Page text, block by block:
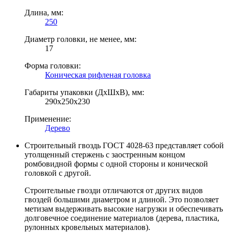
Длина, мм:
250
Диаметр головки, не менее, мм:
17
Форма головки:
Коническая рифленая головка
Габариты упаковки (ДхШхВ), мм:
290х250х230
Применение:
Дерево
Строительный гвоздь ГОСТ 4028-63 представляет собой
утолщенный стержень с заостренным концом
ромбовидной формы с одной стороны и конической
головкой с другой.
Строительные гвозди отличаются от других видов
гвоздей большими диаметром и длиной. Это позволяет
метизам выдерживать высокие нагрузки и обеспечивать
долговечное соединение материалов (дерева, пластика,
рулонных кровельных материалов).